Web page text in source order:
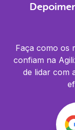
Faça como os
confiam na
de lidar com